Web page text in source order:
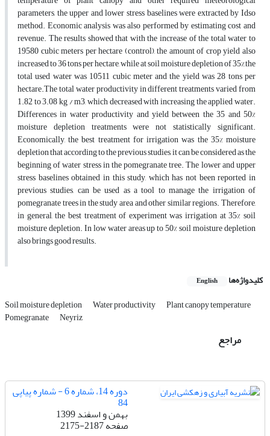
parameters, the upper and lower stress baselines were extracted by Idso
method. Economic analysis was also performed by estimating cost and
revenue. The results showed that with the increase of the total water to
19580 cubic meters per hectare (control), the amount of crop yield also
increased to 36 tons per hectare, while at soil moisture depletion of 35%,the
total used water was 10511 cubic meter and the yield was 28 tons per
hectare.The total water productivity in different treatments varied from
1.82 to 3.08 kg / m3, which decreased with increasing the applied water.
Differences in water productivity and yield between the 35 and 50%
moisture depletion treatments were not statistically significant.
Economically, the best treatment for irrigation was the 35% moisture
depletion that according to the previous studies, it can be considered as the
beginning of water stress in the pomegranate tree. The lower and upper
stress baselines obtained in this study, which has not been reported in
previous studies, can be used as a tool to manage the irrigation of
pomegranate trees in the study area and other similar regions. Therefore,
in general, the best treatment of experiment was irrigation at 35% soil
moisture depletion. In low water areas up to 50% soil moisture depletion
also brings good results.
کلیدواژه‌ها English
Soil moisture depletion Water productivity Plant canopy temperature
Pomegranate Neyriz
مراجع
دوره 14، شماره 6 - شماره پیاپی
84
بهمن و اسفند 1399
صفحه2175-2187